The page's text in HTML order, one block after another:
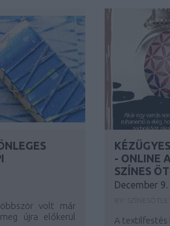
volt már
újra előkerül
- ONLINE
SZÍNES
December 9.
A textilfestés